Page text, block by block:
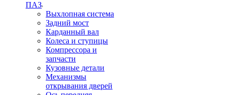
ПАЗ
Выхлопная система
Задний мост
Карданный вал
Колеса и ступицы
Компрессора и
запчасти
Кузовные детали
Механизмы
открывания дверей